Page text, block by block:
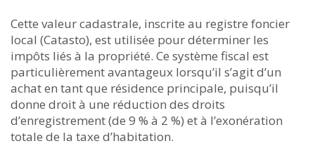
Cette valeur cadastrale, inscrite au registre foncier
local (Catasto), est utilisée pour déterminer les
impôts liés à la propriété. Ce système fiscal est
particulièrement avantageux lorsqu’il s’agit d’un
achat en tant que résidence principale, puisqu’il
donne droit à une réduction des droits
d’enregistrement (de 9 % à 2 %) et à l’exonération
totale de la taxe d’habitation.